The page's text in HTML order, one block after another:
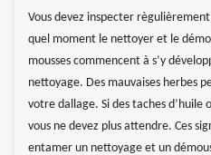
Vous devez inspecter
quel moment le nettoyer et le
mousses commencent à s’y
nettoyage. Des mauvaises herbes
votre dallage. Si des taches d’huile
vous ne devez plus attendre. Ces
entamer un nettoyage et un